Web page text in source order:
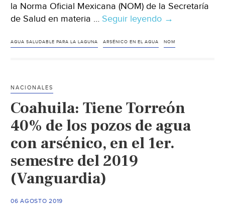
la Norma Oficial Mexicana (NOM) de la Secretaría
de Salud en materia … Seguir leyendo Durango-
de
y
superan
niveles
→
AGUA SALUDABLE PARA LA LAGUNA ARSÉNICO EN EL AGUA NOM
NACIONALES
Coahuila: Tiene Torreón
40% de los pozos de agua
con arsénico, en el 1er.
semestre del 2019
(Vanguardia)
06 AGOSTO 2019